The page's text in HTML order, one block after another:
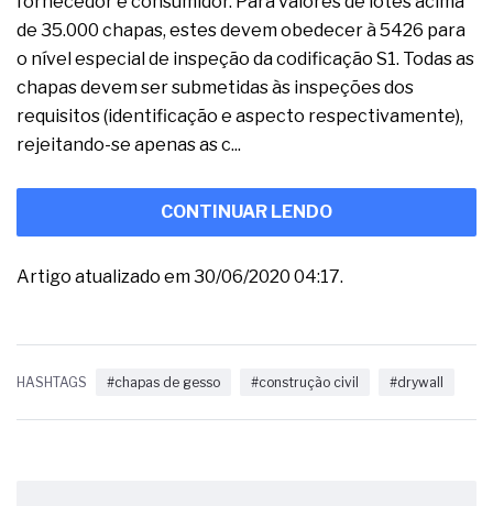
de 35.000 chapas, estes devem obedecer à 5426 para
o nível especial de inspeção da codificação S1. Todas as
chapas devem ser submetidas às inspeções dos
requisitos (identificação e aspecto respectivamente),
rejeitando-se apenas as c...
CONTINUAR LENDO
Artigo atualizado em 30/06/2020 04:17.
HASHTAGS #chapas de gesso #construção civil #drywall